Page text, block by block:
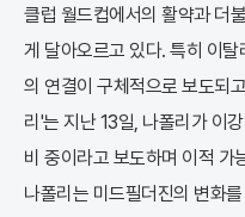
클럽 월드컵에서의 활약과 더
게 달아오르고 있다. 특히 이
의 연결이 구체적으로 보도되
리'는 지난 13일, 나폴리가 이
비 중이라고 보도하며 이적 가
나폴리는 미드필더진의 변화